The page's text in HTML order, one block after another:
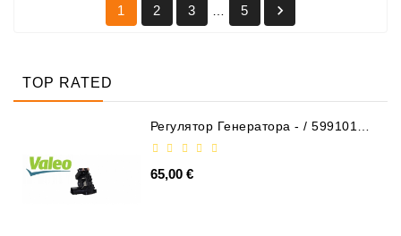
1 2 3 5 
TOP RATED
Регулятор Генератора - / 599101
65,00 €